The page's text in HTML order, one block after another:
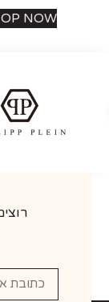
SHOP NOW
רוצים